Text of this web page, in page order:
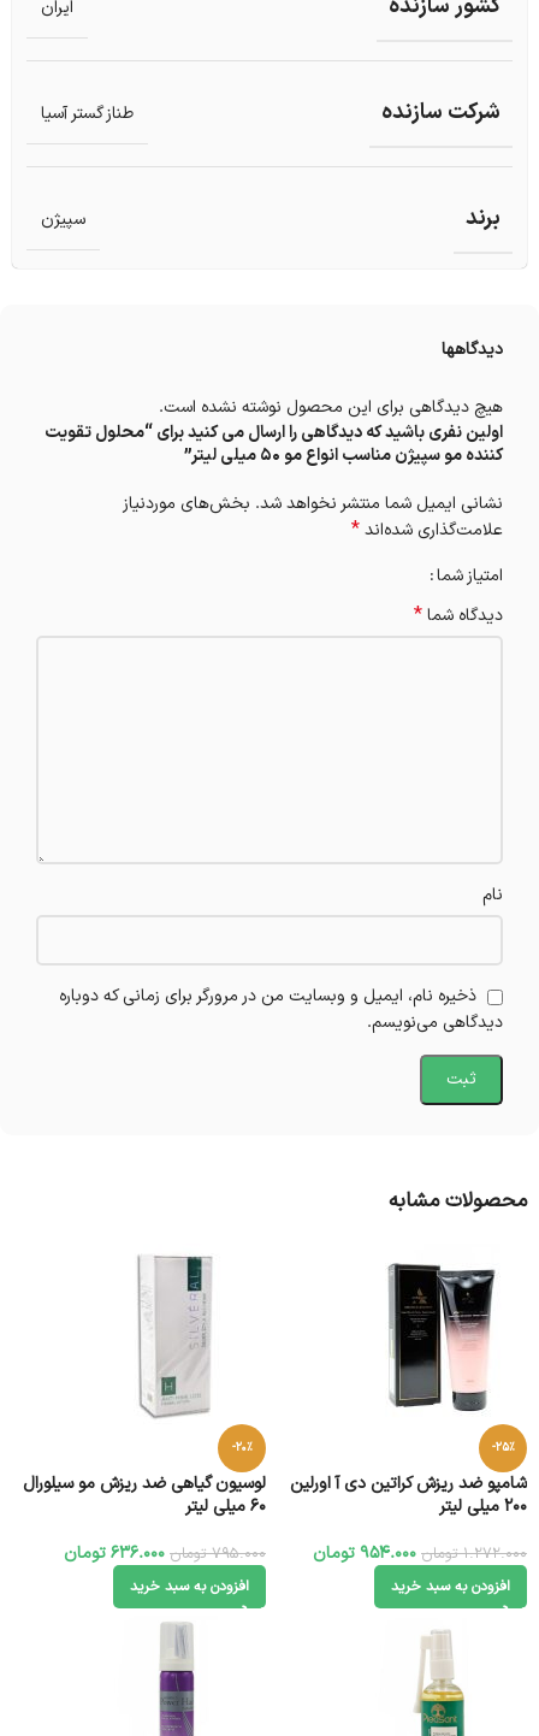
کشور سازنده ایران
شرکت سازنده طناز گستر آسیا
برند سپیژن
دیدگاهها
هیچ دیدگاهی برای این محصول نوشته نشده است.
اولین نفری باشید که دیدگاهی را ارسال می کنید برای “محلول تقویت
کننده مو سپیژن مناسب انواع مو 50 میلی لیتر”
نشانی ایمیل شما منتشر نخواهد شد. بخش‌های موردنیاز
علامت‌گذاری شده‌اند*
امتیاز شما
دیدگاه شما*
نام
ذخیره نام، ایمیل و وبسایت من در مرورگر برای زمانی که دوباره
دیدگاهی می‌نویسم.
محصولات مشابه
-25%
شامپو ضد ریزش کراتین دی آ اورلین
200 میلی لیتر
1.272.000 تومان 954.000 تومان
افزودن به سبد خرید
-20%
لوسیون گیاهی ضد ریزش مو سیلورال
60 میلی لیتر
795.000 تومان 636.000تومان
افزودن به سبد خرید